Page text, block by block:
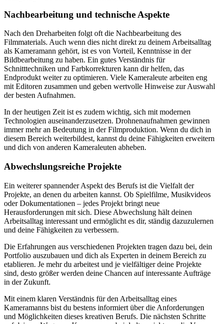
Nachbearbeitung und technische Aspekte
Nach den Dreharbeiten folgt oft die Nachbearbeitung des
Filmmaterials. Auch wenn dies nicht direkt zu deinem Arbeitsalltag
als Kameramann gehört, ist es von Vorteil, Kenntnisse in der
Bildbearbeitung zu haben. Ein gutes Verständnis für
Schnitttechniken und Farbkorrekturen kann dir helfen, das
Endprodukt weiter zu optimieren. Viele Kameraleute arbeiten eng
mit Editoren zusammen und geben wertvolle Hinweise zur Auswahl
der besten Aufnahmen.
In der heutigen Zeit ist es zudem wichtig, sich mit modernen
Technologien auseinanderzusetzen. Drohnenaufnahmen gewinnen
immer mehr an Bedeutung in der Filmproduktion. Wenn du dich in
diesem Bereich weiterbildest, kannst du deine Fähigkeiten erweitern
und dich von anderen Kameraleuten abheben.
Abwechslungsreiche Projekte
Ein weiterer spannender Aspekt des Berufs ist die Vielfalt der
Projekte, an denen du arbeiten kannst. Ob Spielfilme, Musikvideos
oder Dokumentationen – jedes Projekt bringt neue
Herausforderungen mit sich. Diese Abwechslung hält deinen
Arbeitsalltag interessant und ermöglicht es dir, ständig dazuzulernen
und deine Fähigkeiten zu verbessern.
Die Erfahrungen aus verschiedenen Projekten tragen dazu bei, dein
Portfolio auszubauen und dich als Experten in deinem Bereich zu
etablieren. Je mehr du arbeitest und je vielfältiger deine Projekte
sind, desto größer werden deine Chancen auf interessante Aufträge
in der Zukunft.
Mit einem klaren Verständnis für den Arbeitsalltag eines
Kameramanns bist du bestens informiert über die Anforderungen
und Möglichkeiten dieses kreativen Berufs. Die nächsten Schritte